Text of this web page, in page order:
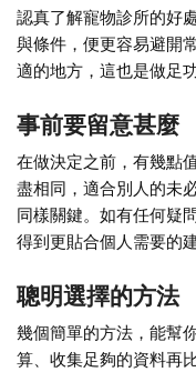
認真了解寵物診所的好
與條件，便更容易避開
適的地方，這也是做足
事前要留意甚麼
在做決定之前，有幾點
盡相同，適合別人的未
同樣關鍵。如有任何疑
得到更貼合個人需要的建
聰明選擇的方法
幾個簡單的方法，能幫
算、收集足夠的資料再